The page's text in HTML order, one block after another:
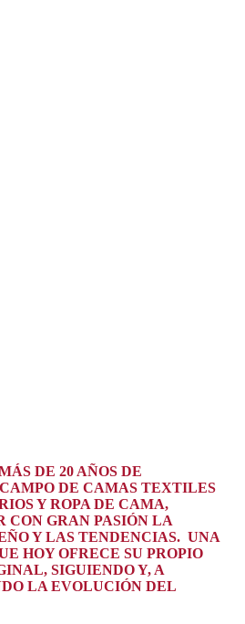
DE 20 AÑOS DE
DE CAMAS TEXTILES
Y ROPA DE CAMA,
CON GRAN PASIÓN LA
Y LAS TENDENCIAS. UNA
HOY OFRECE SU PROPIO
SIGUIENDO Y, A
LA EVOLUCIÓN DEL